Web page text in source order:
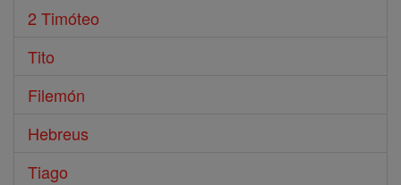
2 Timóteo
Tito
Filemón
Hebreus
Tiago